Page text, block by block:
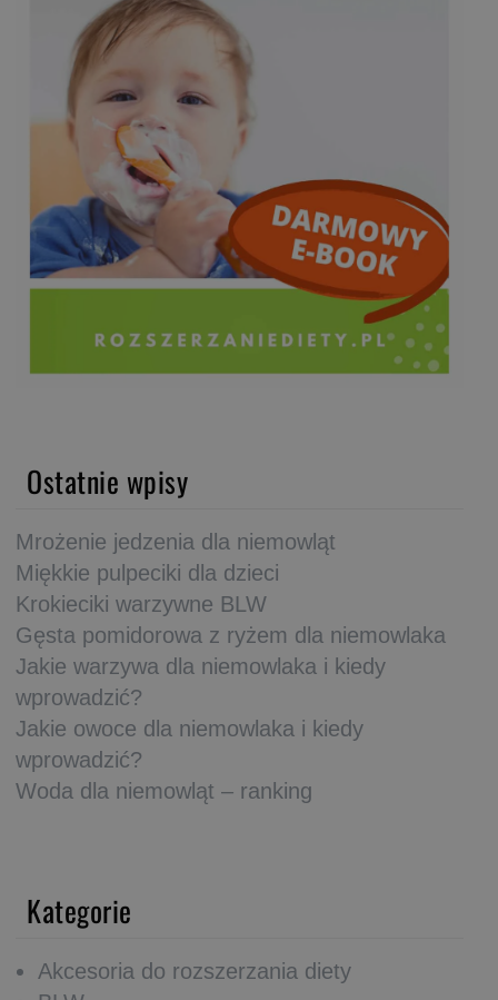
Ostatnie wpisy
Mrożenie jedzenia dla niemowląt
Miękkie pulpeciki dla dzieci
Krokieciki warzywne BLW
Gęsta pomidorowa z ryżem dla niemowlaka
Jakie warzywa dla niemowlaka i kiedy
wprowadzić?
Jakie owoce dla niemowlaka i kiedy
wprowadzić?
Woda dla niemowląt – ranking
Kategorie
Akcesoria do rozszerzania diety